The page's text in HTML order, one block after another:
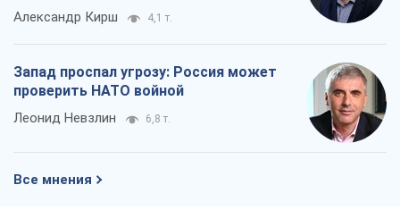
Александр Кирш 4,1 т.
Запад проспал угрозу: Россия может
проверить НАТО войной
Леонид Невзлин 6,8 т.
Все мнения